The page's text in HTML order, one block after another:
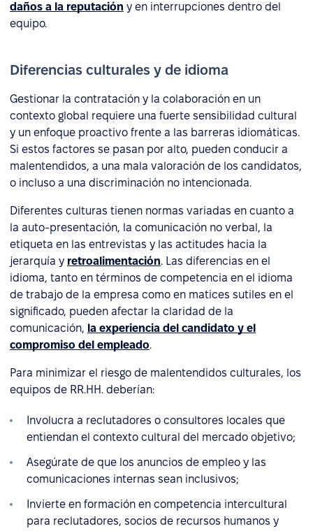
daños a la reputación y en interrupciones dentro del
equipo.
Diferencias culturales y de idioma
Gestionar la contratación y la colaboración en un
contexto global requiere una fuerte sensibilidad cultural
y un enfoque proactivo frente a las barreras idiomáticas.
Si estos factores se pasan por alto, pueden conducir a
malentendidos, a una mala valoración de los candidatos,
o incluso a una discriminación no intencionada.
Diferentes culturas tienen normas variadas en cuanto a
la auto-presentación, la comunicación no verbal, la
etiqueta en las entrevistas y las actitudes hacia la
jerarquía y retroalimentación. Las diferencias en el
idioma, tanto en términos de competencia en el idioma
de trabajo de la empresa como en matices sutiles en el
significado, pueden afectar la claridad de la
comunicación, la experiencia del candidato y el
compromiso del empleado.
Para minimizar el riesgo de malentendidos culturales, los
equipos de RR.HH. deberían:
Involucra a reclutadores o consultores locales que
entiendan el contexto cultural del mercado objetivo;
Asegúrate de que los anuncios de empleo y las
comunicaciones internas sean inclusivos;
Invierte en formación en competencia intercultural
para reclutadores, socios de recursos humanos y